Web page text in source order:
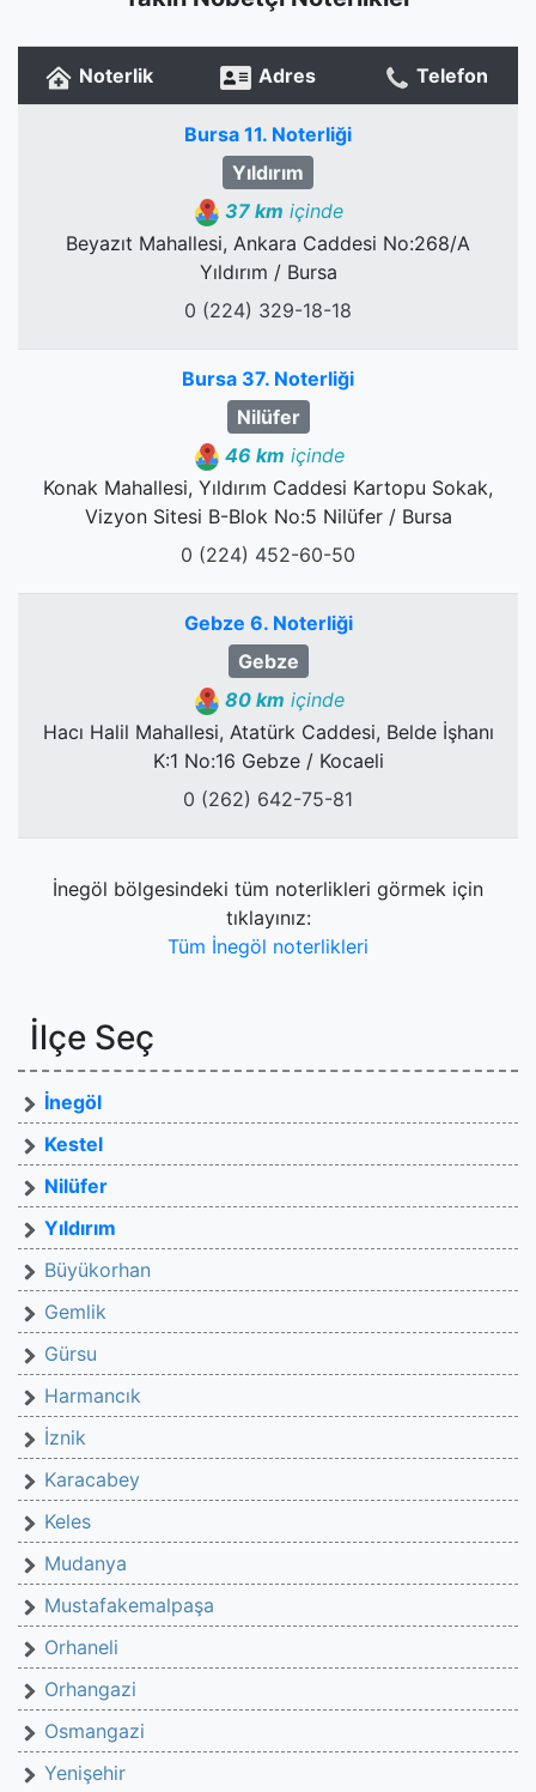
Noterlik Adres Telefon
Bursa 11. Noterliği
Yıldırım
37 km içinde
Beyazıt Mahallesi, Ankara Caddesi No:268/A
Yıldırım / Bursa
0 (224) 329-18-18
Bursa 37. Noterliği
Nilüfer
46 km içinde
Konak Mahallesi, Yıldırım Caddesi Kartopu Sokak,
Vizyon Sitesi B-Blok No:5 Nilüfer / Bursa
0 (224) 452-60-50
Gebze 6. Noterliği
Gebze
80 km içinde
Hacı Halil Mahallesi, Atatürk Caddesi, Belde İşhanı
K:1 No:16 Gebze / Kocaeli
0 (262) 642-75-81
İnegöl bölgesindeki tüm noterlikleri görmek için
tıklayınız:
Tüm İnegöl noterlikleri
İlçe Seç
İnegöl
Kestel
Nilüfer
Yıldırım
Büyükorhan
Gemlik
Gürsu
Harmancık
İznik
Karacabey
Keles
Mudanya
Mustafakemalpaşa
Orhaneli
Orhangazi
Osmangazi
Yenişehir